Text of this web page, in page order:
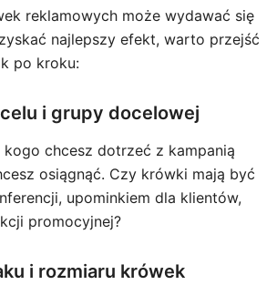
reklamowych może wydawać się
najlepszy efekt, warto przejść
po kroku:
i grupy docelowej
kogo chcesz dotrzeć z kampanią
osiągnąć. Czy krówki mają być
upominkiem dla klientów,
promocyjnej?
i rozmiaru krówek